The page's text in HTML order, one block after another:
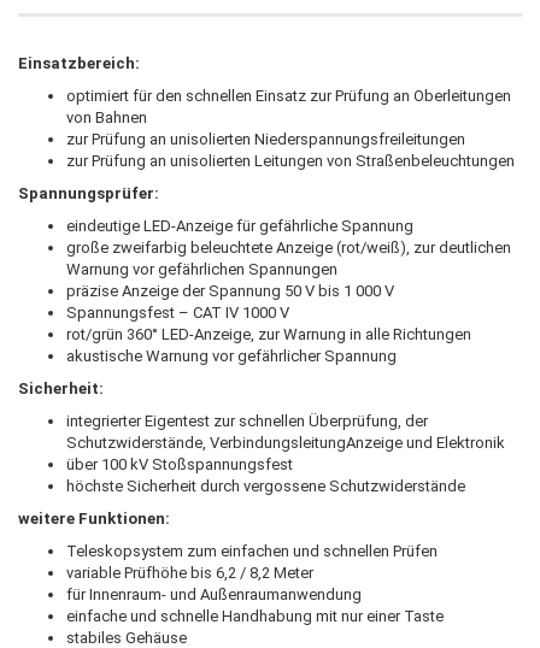
Einsatzbereich:
optimiert für den schnellen Einsatz zur Prüfung an Oberleitungen
von Bahnen
zur Prüfung an unisolierten Niederspannungsfreileitungen
zur Prüfung an unisolierten Leitungen von Straßenbeleuchtungen
Spannungsprüfer:
eindeutige LED-Anzeige für gefährliche Spannung
große zweifarbig beleuchtete Anzeige (rot/weiß), zur deutlichen
Warnung vor gefährlichen Spannungen
präzise Anzeige der Spannung 50 V bis 1 000 V
Spannungsfest – CAT IV 1000 V
rot/grün 360° LED-Anzeige, zur Warnung in alle Richtungen
akustische Warnung vor gefährlicher Spannung
Sicherheit:
integrierter Eigentest zur schnellen Überprüfung, der
Schutzwiderstände, VerbindungsleitungAnzeige und Elektronik
über 100 kV Stoßspannungsfest
höchste Sicherheit durch vergossene Schutzwiderstände
weitere Funktionen:
Teleskopsystem zum einfachen und schnellen Prüfen
variable Prüfhöhe bis 6,2 / 8,2 Meter
für Innenraum- und Außenraumanwendung
einfache und schnelle Handhabung mit nur einer Taste
stabiles Gehäuse